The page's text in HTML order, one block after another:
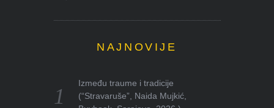
NAJNOVIJE
Između traume i tradicije
(“Stravaruše”, Naida Mujkić,